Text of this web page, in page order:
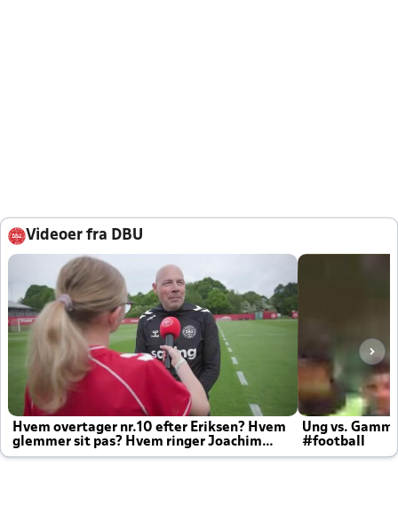
Videoer fra DBU
Hvem overtager nr.10 efter Eriksen? Hvem
glemmer sit pas? Hvem ringer Joachim
altid til efter kampe?
Ung vs.
#football